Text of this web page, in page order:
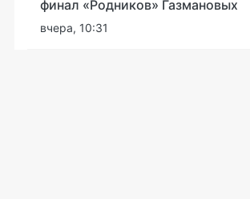
финал «Родников» Газмановых
вчера, 10:31